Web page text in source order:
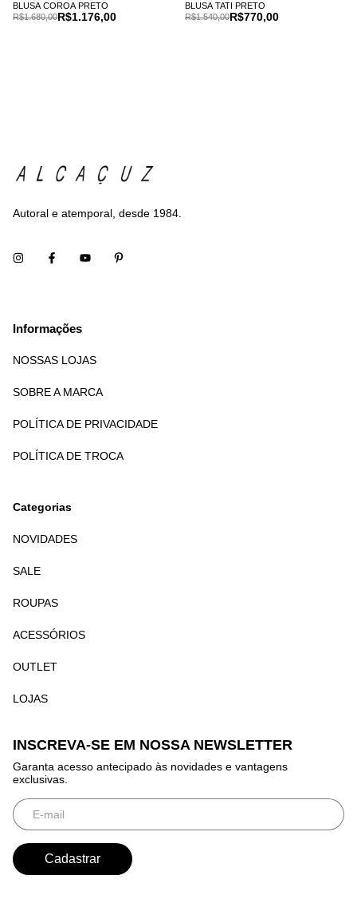
BLUSA COROA PRETO
R$1.176,00
R$1.680,00
BLUSA TATI PRETO
R$770,00
R$1.540,00
Autoral e atemporal, desde 1984.
Informações
NOSSAS LOJAS
SOBRE A MARCA
POLÍTICA DE PRIVACIDADE
POLÍTICA DE TROCA
Categorias
NOVIDADES
SALE
ROUPAS
ACESSÓRIOS
OUTLET
LOJAS
INSCREVA-SE EM NOSSA NEWSLETTER
Garanta acesso antecipado às novidades e vantagens
exclusivas.